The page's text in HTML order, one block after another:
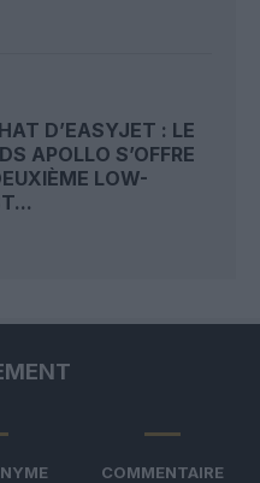
D’EASYJET : LE
APOLLO S’OFFRE
LOW-
COMMENTAIRE